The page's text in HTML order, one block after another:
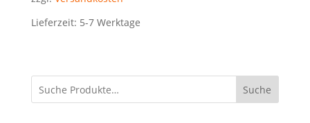
Lieferzeit: 5-7 Werktage
Suche